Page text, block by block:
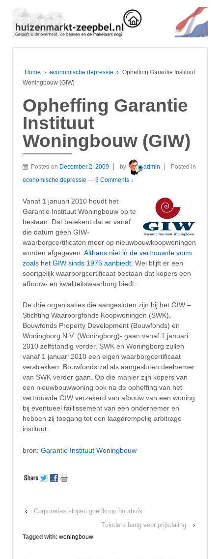
Home › economische depressie › Opheffing Garantie Instituut
Woningbouw (GIW)
Opheffing Garantie
Instituut
Woningbouw (GIW)
Posted on December 2, 2009 by admin
Posted in
economische depressie — 3 Comments ↓
Vanaf 1 januari 2010 houdt het
Garantie Instituut Woningbouw op te
bestaan. Dat betekent dat er vanaf
die datum geen GIW-
waarborgcertificaten meer op nieuwbouwkoopwoningen
worden afgegeven. Althans niet in de vertrouwde vorm
zoals het GIW sinds 1975 aanbiedt . Wel blijft er een
soortgelijk waarborgcertificaat bestaan dat kopers een
afbouw- en kwaliteitswaarborg biedt.
De drie organisaties die aangesloten zijn bij het GIW –
Stichting Waarborgfonds Koopwoningen (SWK),
Bouwfonds Property Development (Bouwfonds) en
Woningborg N.V. (Woningborg)- gaan vanaf 1 januari
2010 zelfstandig verder. SWK en Woningborg zullen
vanaf 1 januari 2010 een eigen waarborgcertificaat
verstrekken. Bouwfonds zal als aangesloten deelnemer
van SWK verder gaan. Op die manier zijn kopers van
een nieuwbouwwoning ook na de opheffing van het
vertrouwde GIW verzekerd van afbouw van een woning
bij eventueel faillissement van een ondernemer en
hebben zij toegang tot een laagdrempelig arbitrage
instituut.
bron: Garantie Instituut Woningbouw
‹
Corporaties slopen goedkoop huurhuis
Tuinders bang voor prijsdaling
›
Tagged with: woningbouw